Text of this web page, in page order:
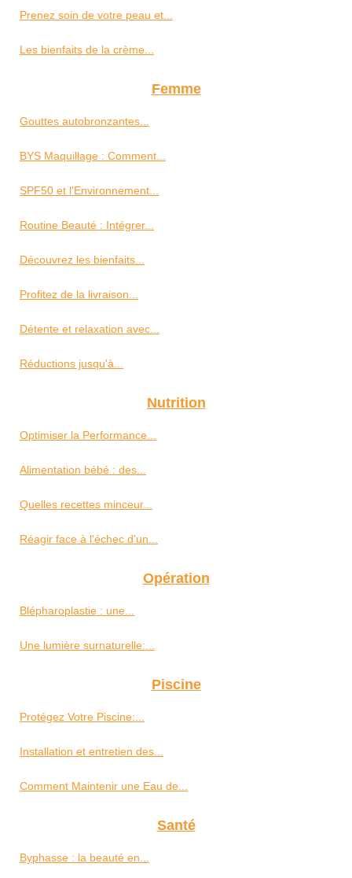
Prenez soin de votre peau et...
Les bienfaits de la crème...
Femme
Gouttes autobronzantes...
BYS Maquillage : Comment...
SPF50 et l'Environnement...
Routine Beauté : Intégrer...
Découvrez les bienfaits...
Profitez de la livraison...
Détente et relaxation avec...
Réductions jusqu'à...
Nutrition
Optimiser la Performance...
Alimentation bébé : des...
Quelles recettes minceur...
Réagir face à l'échec d'un...
Opération
Blépharoplastie : une...
Une lumière surnaturelle:...
Piscine
Protégez Votre Piscine:...
Installation et entretien des...
Comment Maintenir une Eau de...
Santé
Byphasse : la beauté en...